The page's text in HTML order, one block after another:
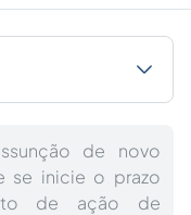
de novo
se inicie o prazo
de ação de